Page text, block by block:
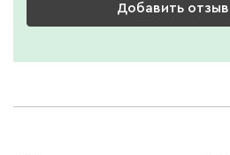
Добавить отзыв